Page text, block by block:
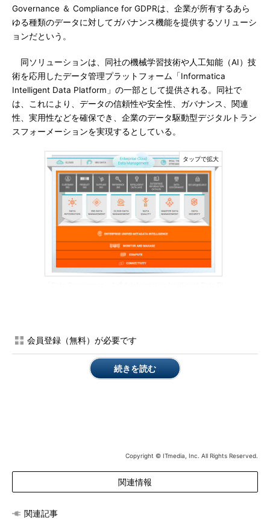
Governance ＆ Compliance for GDPRは、企業が所有するあら
ゆる種類のデータに対してガバナンス機能を提供するソリューシ
ョンだという。
同ソリューションは、同社の機械学習技術や人工知能（AI）技
術を応用したデータ管理プラットフォーム「Informatica
Intelligent Data Platform」の一部として提供される。同社で
は、これにより、データの信頼性や安全性、ガバナンス、関連
性、実用性などを確保でき、企業のデータ駆動型デジタルトラン
スフォーメーションを実現するとしている。
データの格納場所や、構造化データか非構造化データかといった
データ構造を問わず、データを管理できる。また、そうしたデー
タの中から機密データを素早く特定し、保護できる。データに対
Secure@Source」などの製品も、Informatica Intelligent Data
Platformの一部として提供している。
会員登録（無料）が必要です
続きを読む
Copyright © ITmedia, Inc. All Rights Reserved.
関連情報
関連記事